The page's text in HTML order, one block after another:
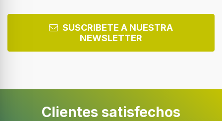
Fácil de limpiar
Desempeño
SUSCRIBETE A NUESTRA
NEWSLETTER
Clientes satisfechos